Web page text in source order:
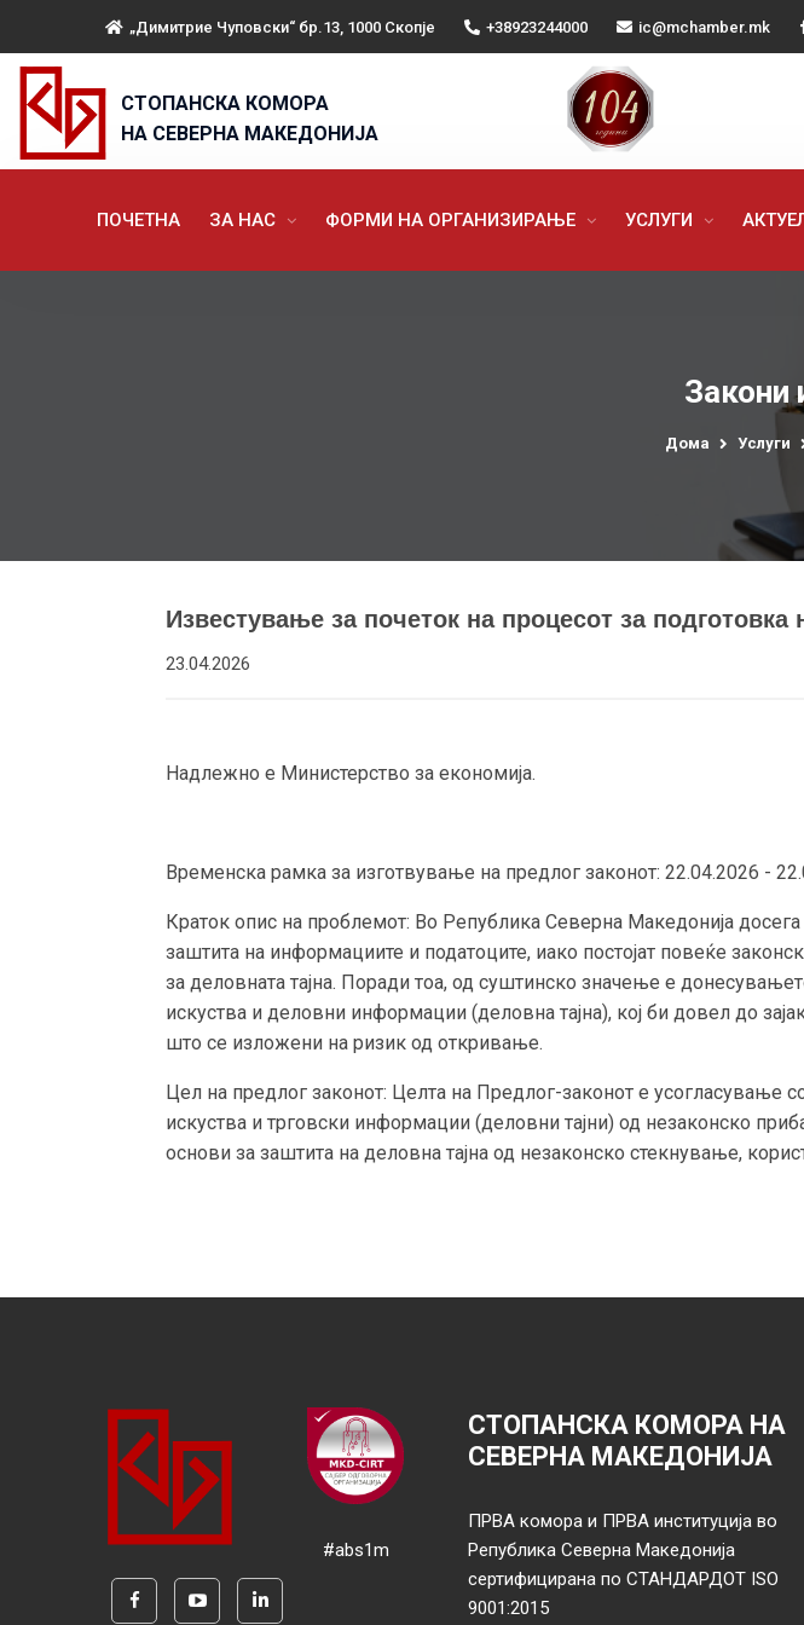
„Димитрие Чуповски“ бр.13, 1000 Скопје +38923244000 ic@mchamber.mk
СТОПАНСКА КОМОРА
НА СЕВЕРНА МАКЕДОНИЈА
ПОЧЕТНА ЗА НАС ФОРМИ НА ОРГАНИЗИРАЊЕ УСЛУГИ
Закони
Дома Услуги
Известување за почеток на процесот за
23.04.2026
Надлежно е Министерство за економија.
Временска рамка за изготвување на предлог законот: 22.04.2026 -
Краток опис на проблемот: Во Република Северна Македонија
заштита на информациите и податоците, иако постојат повеќе
за деловната тајна. Поради тоа, од суштинско значење е
искуства и деловни информации (деловна тајна), кој би довел до
што се изложени на ризик од откривање.
Цел на предлог законот: Целта на Предлог-законот е усогласување
искуства и трговски информации (деловни тајни) од незаконско
основи за заштита на деловна тајна од незаконско стекнување,
#abs1m
СТОПАНСКА КОМОРА НА
СЕВЕРНА МАКЕДОНИЈА
ПРВА комора и ПРВА институција во
Република Северна Македонија
сертифицирана по СТАНДАРДОТ ISO
9001:2015